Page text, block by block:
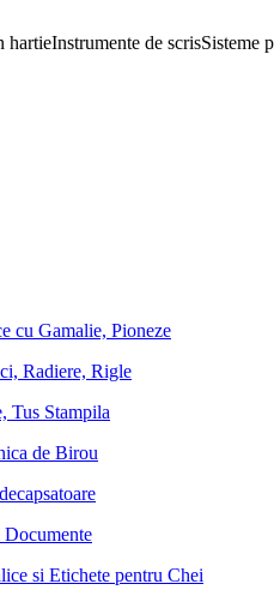
hartieInstrumente de scrisSisteme
cu Gamalie, Pioneze
Radiere, Rigle
Tus Stampila
de Birou
si Etichete pentru Chei